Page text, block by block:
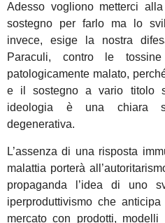
Adesso vogliono metterci
sostegno per farlo ma lo
invece, esige la nostra
Paraculi, contro le
patologicamente malato,
e il sostegno a vario titolo
ideologia è una chiara
degenerativa.
L’assenza di una risposta
malattia porterà
propaganda l’idea di uno
iperproduttivismo che
mercato con prodotti,